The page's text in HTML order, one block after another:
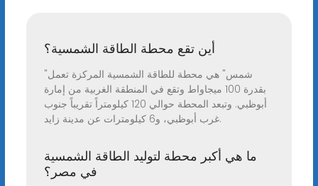
أين تقع محطة الطاقة الشمسية؟
"شمس" هي محطة للطاقة الشمسية المركزة تعمل
بقدرة 100 ميجاواط وتقع في المنطقة الغربية من إمارة
أبوظبي. وتبعد المحطة حوالي 120 كيلومتراً تقريباً جنوب
غرب أبوظبي، و6 كيلومترات عن مدينة زايد.
ما هي أكبر محطة لتوليد الطاقة الشمسية
في مصر؟